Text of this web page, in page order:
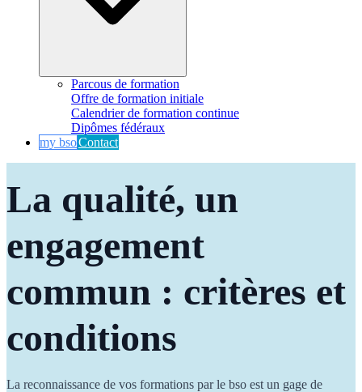
Parcous de formation
Offre de formation initiale
Calendrier de formation continue
Dipômes fédéraux
my bsoContact
La qualité, un
engagement
commun : critères et
conditions
La reconnaissance de vos formations par le bso est un gage de